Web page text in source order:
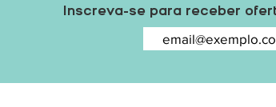
Inscreva-se para receber